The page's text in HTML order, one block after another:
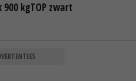
kgTOP zwart